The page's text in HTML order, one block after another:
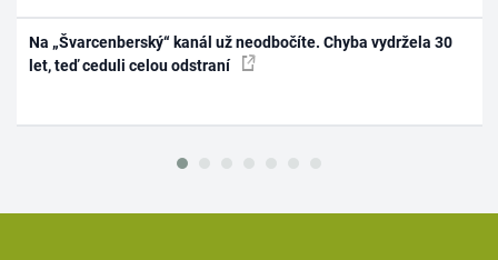
Na „Švarcenberský“ kanál už neodbočíte. Chyba vydržela 30
let, teď ceduli celou odstraní